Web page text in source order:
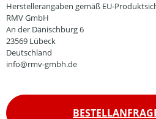
Herstellerangaben gemäß EU-
RMV GmbH
An der Dänischburg 6
23569 Lübeck
Deutschland
info@rmv-gmbh.de